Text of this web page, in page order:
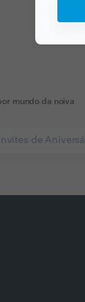
mundo da noiva
de